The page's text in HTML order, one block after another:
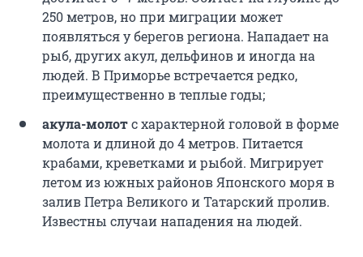
250 метров, но при миграции может
появляться у берегов региона. Нападает на
рыб, других акул, дельфинов и иногда на
людей. В Приморье встречается редко,
преимущественно в теплые годы;
акула-молотс характерной головой в форме
молота и длиной до 4 метров. Питается
крабами, креветками и рыбой. Мигрирует
летом из южных районов Японского моря в
залив Петра Великого и Татарский пролив.
Известны случаи нападения на людей.